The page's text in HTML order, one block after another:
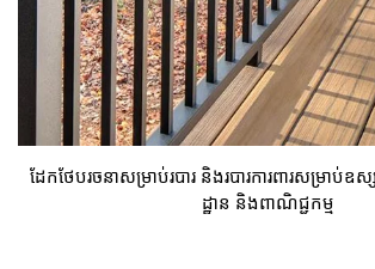
ដែកថែបរចនាសម្រាប់របារ និងរបារការពារសម្រាប់ឧ
ដ្ឋាន និងពាណិជ្ជកម្ម